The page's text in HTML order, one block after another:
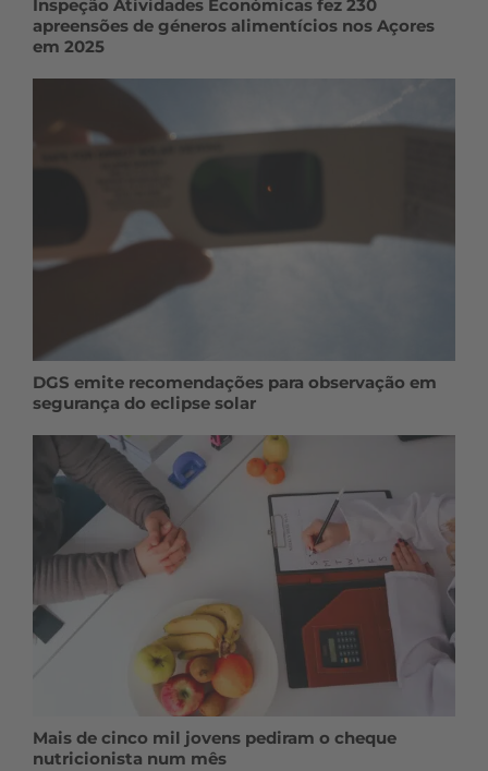
Inspeção Atividades Económicas fez 230
apreensões de géneros alimentícios nos Açores
em 2025
DGS emite recomendações para observação em
segurança do eclipse solar
Mais de cinco mil jovens pediram o cheque
nutricionista num mês